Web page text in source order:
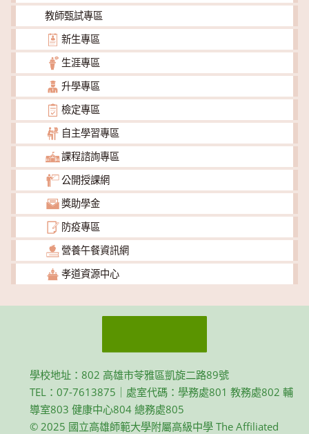
教師甄試專區
新生專區
生涯專區
升學專區
檢定專區
自主學習專區
課程諮詢專區
公開授課網
獎助學金
防疫專區
營養午餐資訊網
孝道資源中心
學校地址：802 高雄市苓雅區凱旋二路89號
TEL：07-7613875｜處室代碼：學務處801 教務處802 輔
導室803 健康中心804 總務處805
© 2025 國立高雄師範大學附屬高級中學 The Affiliated